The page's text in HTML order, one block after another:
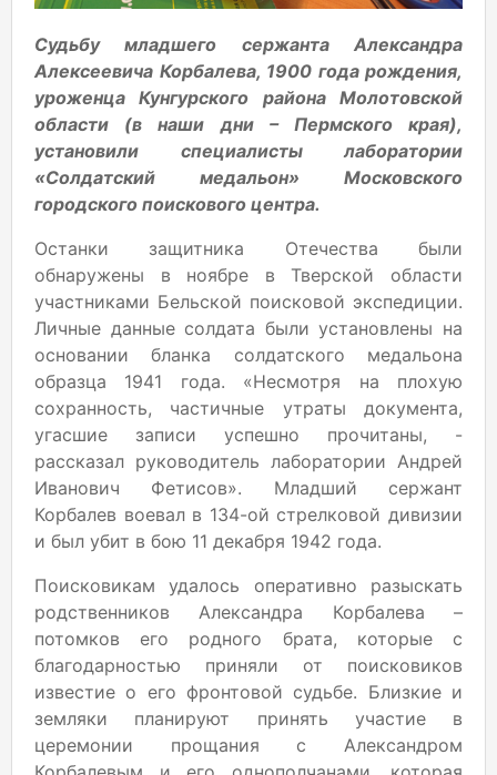
Судьбу младшего сержанта Александра
Алексеевича Корбалева, 1900 года рождения,
уроженца Кунгурского района Молотовской
области (в наши дни – Пермского края),
установили специалисты лаборатории
«Солдатский медальон» Московского
городского поискового центра.
Останки защитника Отечества были
обнаружены в ноябре в Тверской области
участниками Бельской поисковой экспедиции.
Личные данные солдата были установлены на
основании бланка солдатского медальона
образца 1941 года. «Несмотря на плохую
сохранность, частичные утраты документа,
угасшие записи успешно прочитаны, -
рассказал руководитель лаборатории Андрей
Иванович Фетисов». Младший сержант
Корбалев воевал в 134-ой стрелковой дивизии
и был убит в бою 11 декабря 1942 года.
Поисковикам удалось оперативно разыскать
родственников Александра Корбалева –
потомков его родного брата, которые с
благодарностью приняли от поисковиков
известие о его фронтовой судьбе. Близкие и
земляки планируют принять участие в
церемонии прощания с Александром